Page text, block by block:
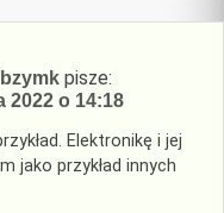
pisze:
2022 o 14:18
Elektronikę i jej
jako przykład innych